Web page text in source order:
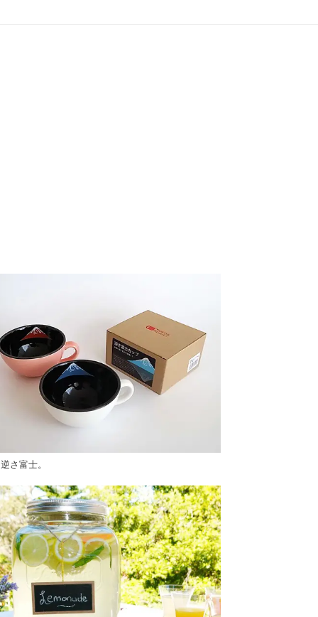
さ富士。